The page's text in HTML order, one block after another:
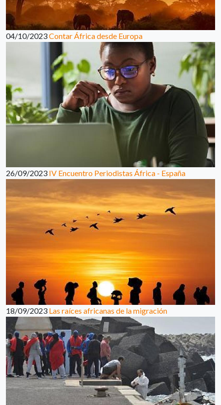
04/10/2023Contar África desde Europa
26/09/2023 IV Encuentro Periodistas África - España
18/09/2023 Las raíces africanas de la migración